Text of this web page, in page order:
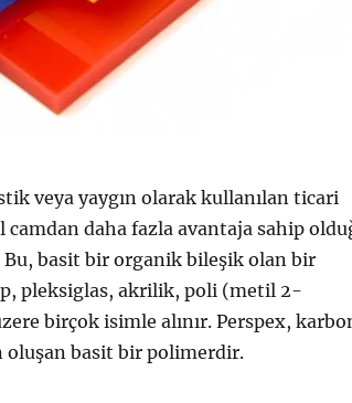
veya yaygın olarak kullanılan ticari
camdan daha fazla avantaja sahip
basit bir organik bileşik olan bir
pleksiglas, akrilik, poli (metil 2-
birçok isimle alınır. Perspex,
basit bir polimerdir.